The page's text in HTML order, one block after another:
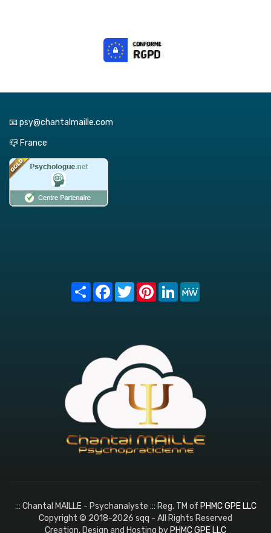
📧 psy@chantalmaille.com
📪 France
Share FacebookTwitterPinterest
LinkedIn
::: Chantal MAILLE - Psychanalyste ::: Reg. TM of PHMC GPE LLC
Copyright © 2018-2026 sqq - All Rights Reserved
Creation, Design and Hosting by PHMC GPE LLC